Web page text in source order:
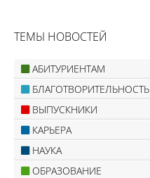
ТЕМЫ НОВОСТЕЙ
АБИТУРИЕНТАМ
БЛАГОТВОРИТЕЛЬНОСТЬ
ВЫПУСКНИКИ
КАРЬЕРА
НАУКА
ОБРАЗОВАНИЕ